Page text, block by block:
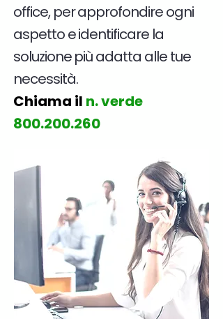
office, per approfondire ogni
aspetto e identificare la
soluzione più adatta alle tue
necessità.
Chiama il n. verde
800.200.260